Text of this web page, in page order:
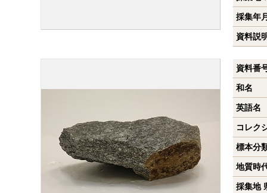
採集年
資料説
資料番
和名
英語名
コレク
標本分
地質時
採集地